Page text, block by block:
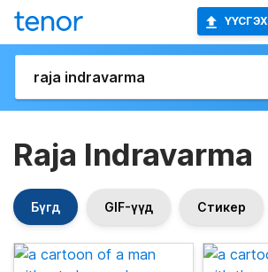
ҮҮСГЭХ
Raja Indravarma
Бүгд GIF-үүд Стикер